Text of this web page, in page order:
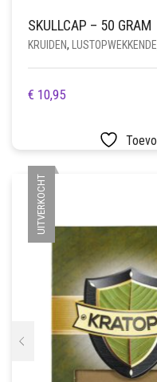
SKULLCAP – 50 GRAM
KRUIDEN, LUSTOPWEKKENDE
€ 10,95
UITVERKOCHT